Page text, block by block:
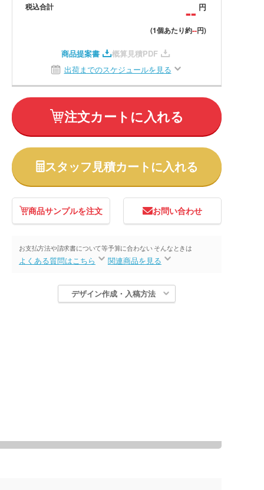
税込合計
-- 円
(1個あたり約--円)
商品提案書
概算見積PDF
出荷までのスケジュールを見る
注文カートに入れる
スタッフ見積カートに入れる
商品サンプルを注文 お問い合わせ
お支払方法や請求書について等
よくある質問はこちら
予算に合わない そんなときは
関連商品を見る
デザイン作成・入稿方法